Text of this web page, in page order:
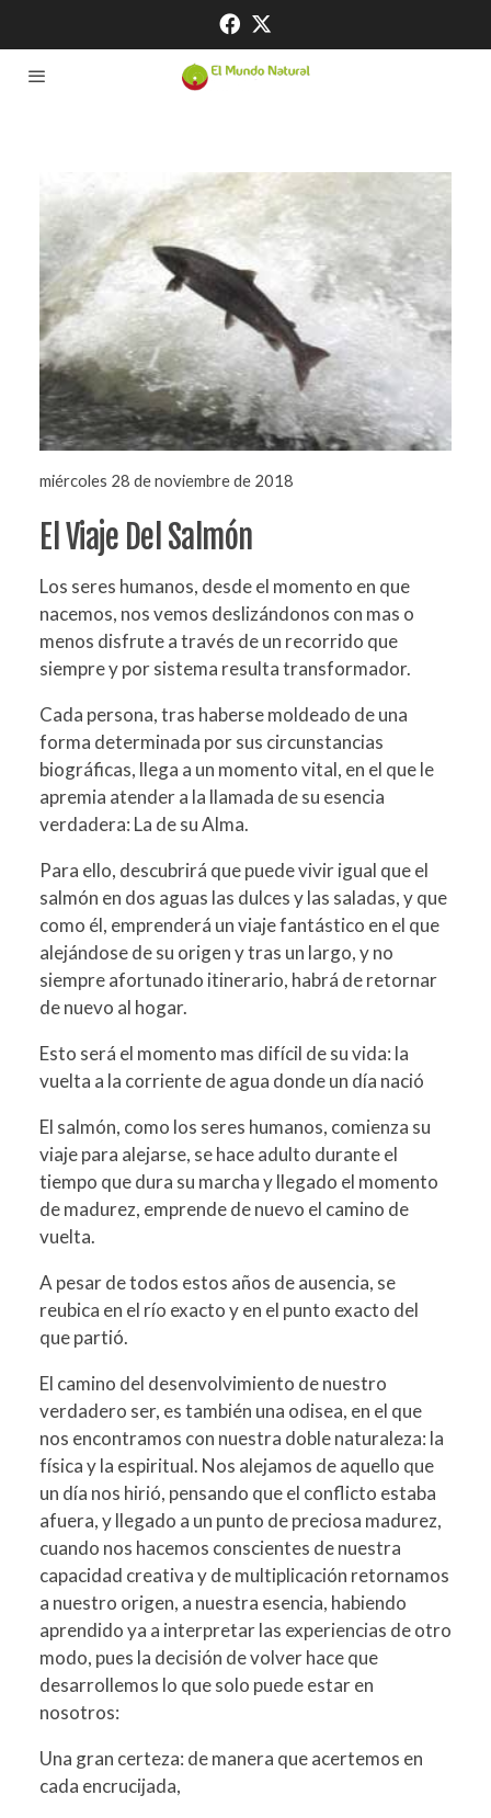
miércoles 28 de noviembre de 2018
El Viaje Del Salmón
Los seres humanos, desde el momento en que
nacemos, nos vemos deslizándonos con mas o
menos disfrute a través de un recorrido que
siempre y por sistema resulta transformador.
Cada persona, tras haberse moldeado de una
forma determinada por sus circunstancias
biográficas, llega a un momento vital, en el que le
apremia atender a la llamada de su esencia
verdadera: La de su Alma.
Para ello, descubrirá que puede vivir igual que el
salmón en dos aguas las dulces y las saladas, y que
como él, emprenderá un viaje fantástico en el que
alejándose de su origen y tras un largo, y no
siempre afortunado itinerario, habrá de retornar
de nuevo al hogar.
Esto será el momento mas difícil de su vida: la
vuelta a la corriente de agua donde un día nació
El salmón, como los seres humanos, comienza su
viaje para alejarse, se hace adulto durante el
tiempo que dura su marcha y llegado el momento
de madurez, emprende de nuevo el camino de
vuelta.
A pesar de todos estos años de ausencia, se
reubica en el río exacto y en el punto exacto del
que partió.
El camino del desenvolvimiento de nuestro
verdadero ser, es también una odisea, en el que
nos encontramos con nuestra doble naturaleza: la
física y la espiritual. Nos alejamos de aquello que
un día nos hirió, pensando que el conflicto estaba
afuera, y llegado a un punto de preciosa madurez,
cuando nos hacemos conscientes de nuestra
capacidad creativa y de multiplicación retornamos
a nuestro origen, a nuestra esencia, habiendo
aprendido ya a interpretar las experiencias de otro
modo, pues la decisión de volver hace que
desarrollemos lo que solo puede estar en
nosotros:
Una gran certeza: de manera que acertemos en
cada encrucijada,